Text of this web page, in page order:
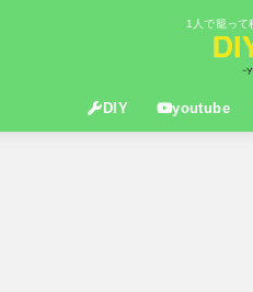
1人で籠って
DIY youtube